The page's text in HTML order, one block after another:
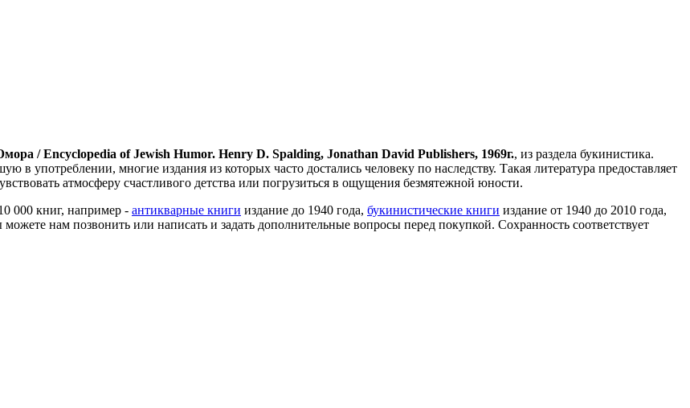
/ Encyclopedia of Jewish Humor. Henry D. Spalding, Jonathan David Publishers, 1969г., из раздела букинистика.
в употреблении, многие издания из которых часто достались человеку по наследству. Такая литература предоставляет
атмосферу счастливого детства или погрузиться в ощущения безмятежной юности.
000 книг, например - антикварные книги издание до 1940 года, букинистические книги издание от 1940 до 2010 года,
нам позвонить или написать и задать дополнительные вопросы перед покупкой. Сохранность соответствует